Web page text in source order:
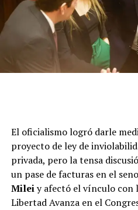
El oficialismo logró darle
proyecto de ley de
privada, pero la tensa
un pase de facturas en el
Mileiy afectó el vínculo con
Libertad Avanza en el